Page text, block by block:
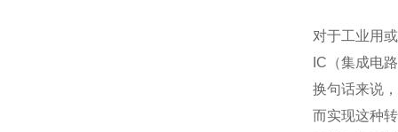
对于工业用
IC （集成电
换句话来说
而实现这种